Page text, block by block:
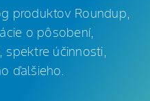
produktov Roundup,
o pôsobení,
spektre účinnosti,
ďalšieho.